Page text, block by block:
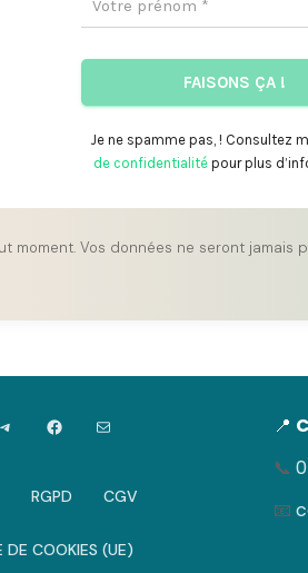
Je ne spamme pas, ! Consultez
de confidentialité pour plus
moment. Vos données ne seront jamais
RGPD CGV
DE COOKIES (UE)
📍
📞
📧